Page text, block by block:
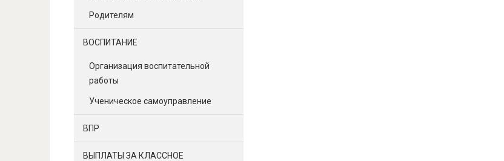
Родителям
ВОСПИТАНИЕ
Организация воспитательной
работы
Ученическое самоуправление
ВПР
ВЫПЛАТЫ ЗА КЛАССНОЕ